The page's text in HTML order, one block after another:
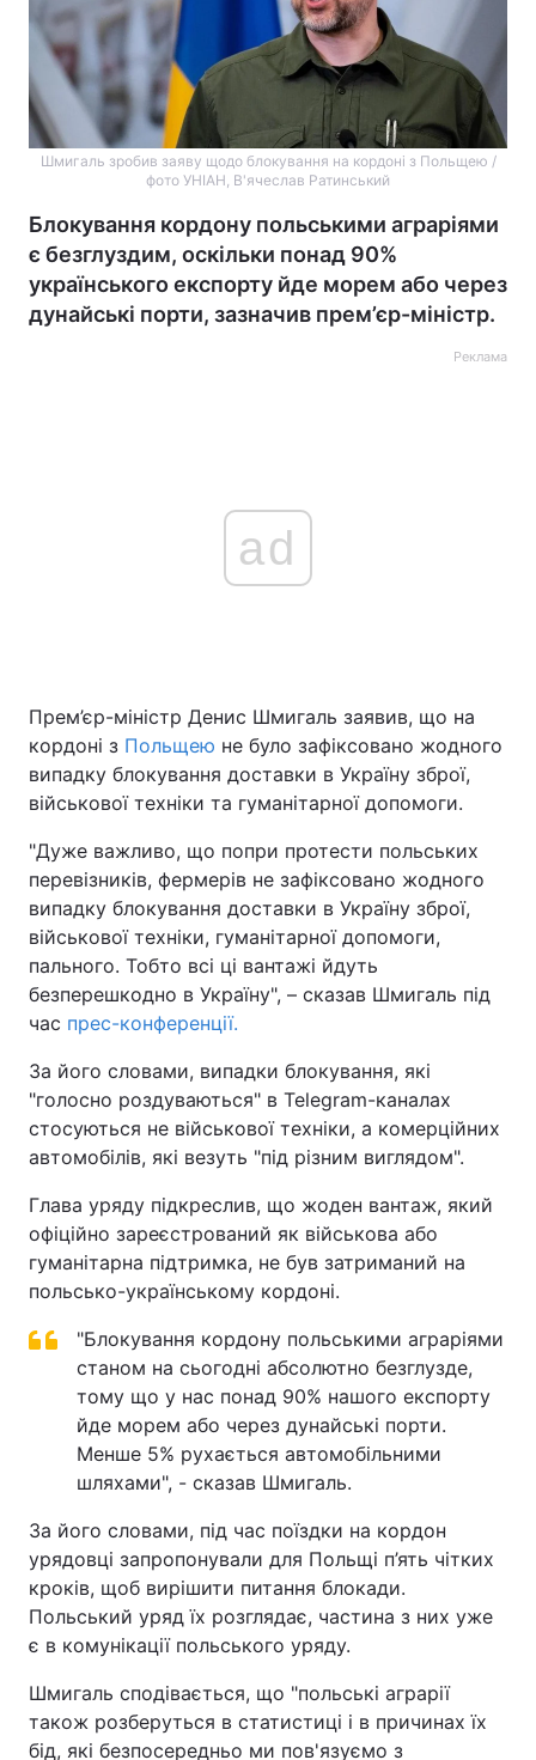
Шмигаль зробив заяву щодо блокування на кордоні з Польщею /
фото УНІАН, В'ячеслав Ратинський
Блокування кордону польськими аграріями
є безглуздим, оскільки понад 90%
українського експорту йде морем або через
дунайські порти, зазначив прем’єр-міністр.
Реклама
ad
Прем’єр-міністр Денис Шмигаль заявив, що на
кордоні з Польщею не було зафіксовано жодного
випадку блокування доставки в Україну зброї,
військової техніки та гуманітарної допомоги.
"Дуже важливо, що попри протести польських
перевізників, фермерів не зафіксовано жодного
випадку блокування доставки в Україну зброї,
військової техніки, гуманітарної допомоги,
пального. Тобто всі ці вантажі йдуть
безперешкодно в Україну", – сказав Шмигаль під
час прес-конференції.
За його словами, випадки блокування, які
"голосно роздуваються" в Telegram-каналах
стосуються не військової техніки, а комерційних
автомобілів, які везуть "під різним виглядом".
Глава уряду підкреслив, що жоден вантаж, який
офіційно зареєстрований як військова або
гуманітарна підтримка, не був затриманий на
польсько-українському кордоні.
"Блокування кордону польськими аграріями
станом на сьогодні абсолютно безглузде,
тому що у нас понад 90% нашого експорту
йде морем або через дунайські порти.
Менше 5% рухається автомобільними
шляхами", - сказав Шмигаль.
За його словами, під час поїздки на кордон
урядовці запропонували для Польщі п’ять чітких
кроків, щоб вирішити питання блокади.
Польський уряд їх розглядає, частина з них уже
є в комунікації польського уряду.
Шмигаль сподівається, що "польські аграрії
також розберуться в статистиці і в причинах їх
бід, які безпосередньо ми пов'язуємо з